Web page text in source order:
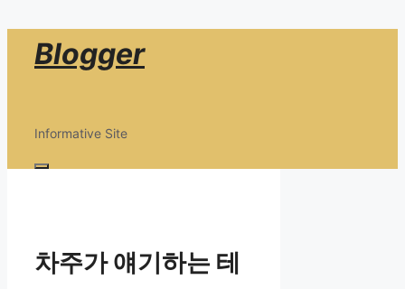
너
Blogger
Informative Site
메
차주가 얘기하는 테